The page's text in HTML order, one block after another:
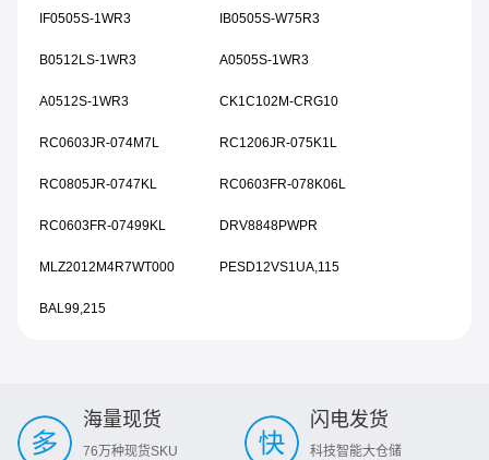
IF0505S-1WR3 IB0505S-W75R3
B0512LS-1WR3 A0505S-1WR3
A0512S-1WR3 CK1C102M-CRG10
RC0603JR-074M7L RC1206JR-075K1L
RC0805JR-0747KL RC0603FR-078K06L
RC0603FR-07499KL DRV8848PWPR
MLZ2012M4R7WT000 PESD12VS1UA,115
BAL99,215
海量现货
76万种现货SKU
闪电发货
科技智能大仓储